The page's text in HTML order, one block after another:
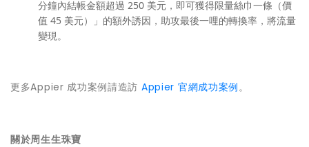
分鐘內結帳金額超過 250 美元，即可獲得限量絲巾一條（價
值 45 美元）」的額外誘因，助攻最後一哩的轉換率，將流量
變現。
更多Appier 成功案例請造訪 Appier 官網成功案例。
關於周生生珠寶